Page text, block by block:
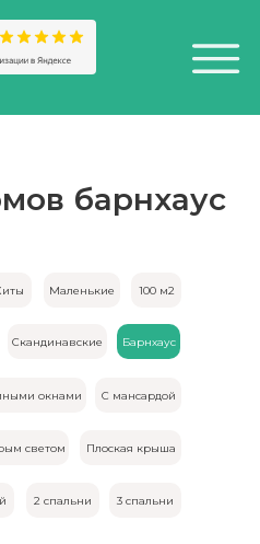
барнхаус
Маленькие 100 м2
Барнхаус
Скандинавские
Плоская крыша
3 спальни
2 спальни
светом
С мансардой
окнами